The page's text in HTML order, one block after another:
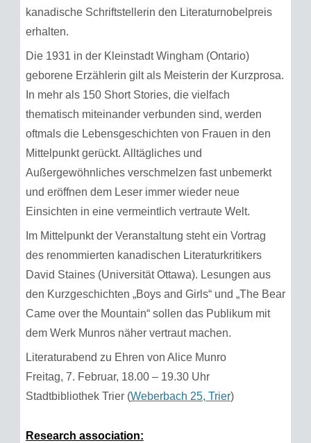
kanadische Schriftstellerin den Literaturnobelpreis
erhalten.
Die 1931 in der Kleinstadt Wingham (Ontario)
geborene Erzählerin gilt als Meisterin der Kurzprosa.
In mehr als 150 Short Stories, die vielfach
thematisch miteinander verbunden sind, werden
oftmals die Lebensgeschichten von Frauen in den
Mittelpunkt gerückt. Alltägliches und
Außergewöhnliches verschmelzen fast unbemerkt
und eröffnen dem Leser immer wieder neue
Einsichten in eine vermeintlich vertraute Welt.
Im Mittelpunkt der Veranstaltung steht ein Vortrag
des renommierten kanadischen Literaturkritikers
David Staines (Universität Ottawa). Lesungen aus
den Kurzgeschichten „Boys and Girls“ und „The Bear
Came over the Mountain“ sollen das Publikum mit
dem Werk Munros näher vertraut machen.
Literaturabend zu Ehren von Alice Munro
Freitag, 7. Februar, 18.00 – 19.30 Uhr
Stadtbibliothek Trier (Weberbach 25, Trier)
Research association: